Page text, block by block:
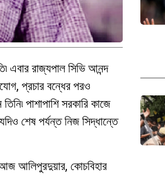
এবার রাজ্যপাল সিভি আনন্দ
প্রচার বন্ধের পরও
পাশাপাশি সরকারি কাজে
শেষ পর্যন্ত নিজ সিদ্ধান্তে
আলিপুরদুয়ার, কোচবিহার